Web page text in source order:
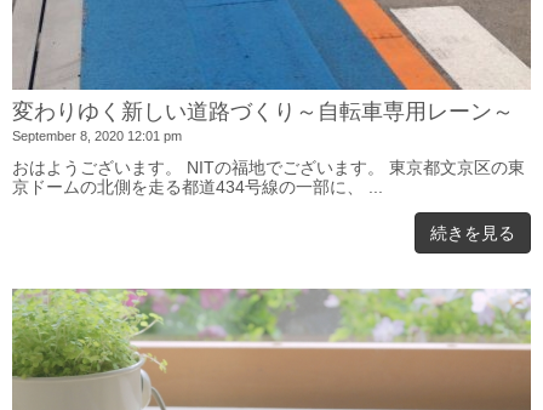
変わりゆく新しい道路づくり～自転車専用レーン～
September 8, 2020 12:01 pm
おはようございます。 NITの福地でございます。 東京都文京区の東
京ドームの北側を走る都道434号線の一部に、 ...
続きを見る